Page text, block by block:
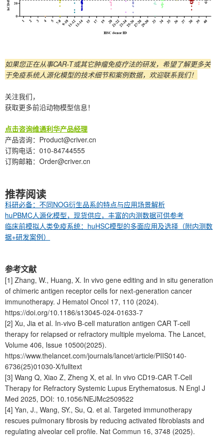
如果您正在从事CAR-T或其它肿瘤免疫疗法的研发，希望了解更多关
于免疫系统人源化模型的技术细节和案例数据，欢迎联系我们！
关注我们，
获取更多前沿动物模型信息！
点击咨询维通利华产品经理
产品咨询：Product@criver.cn
订购电话：010-84744555
订购邮箱：Order@criver.cn
推荐阅读
科研必备：不同NOG衍生品系的特点与应用场景解析
huPBMC人源化模型，现货供应，丰富的内测数据可供参考
临床前模拟人类免疫系统：huHSC模型的多面应用及选择（附内测数
据+研发案例）
参考文献
[1] Zhang, W., Huang, X. In vivo gene editing and in situ generation
of chimeric antigen receptor cells for next-generation cancer
immunotherapy. J Hematol Oncol 17, 110 (2024).
https://doi.org/10.1186/s13045-024-01633-7
[2] Xu, Jia et al. In-vivo B-cell maturation antigen CAR T-cell
therapy for relapsed or refractory multiple myeloma. The Lancet,
Volume 406, Issue 10500(2025).
https://www.thelancet.com/journals/lancet/article/PIIS0140-
6736(25)01030-X/fulltext
[3] Wang Q, Xiao Z, Zheng X, et al. In vivo CD19-CAR T-Cell
Therapy for Refractory Systemic Lupus Erythematosus. N Engl J
Med 2025, DOI: 10.1056/NEJMc2509522
[4] Yan, J., Wang, SY., Su, Q. et al. Targeted immunotherapy
rescues pulmonary fibrosis by reducing activated fibroblasts and
regulating alveolar cell profile. Nat Commun 16, 3748 (2025).